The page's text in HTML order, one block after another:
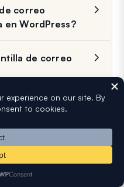
correo
en WordPress?
de correo
en